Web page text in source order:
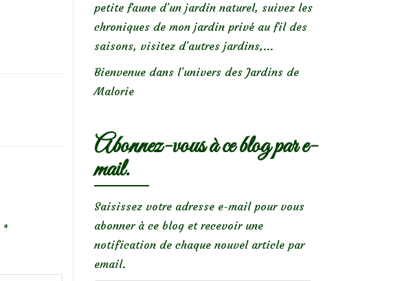
*
petite faune d’un jardin naturel, suivez les
chroniques de mon jardin privé au fil des
saisons, visitez d’autres jardins,...
Bienvenue dans l’univers des Jardins de
Malorie
Abonnez-vous à ce blog par e-
mail.
Saisissez votre adresse e-mail pour vous
abonner à ce blog et recevoir une
notification de chaque nouvel article par
email.